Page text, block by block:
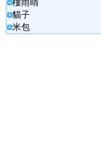
樓雨晴
貓子
米包